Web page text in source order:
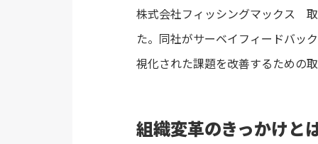
株式会社フィッシングマックス
た。同社がサーベイフィードバッ
視化された課題を改善するための
組織変革のきっかけと